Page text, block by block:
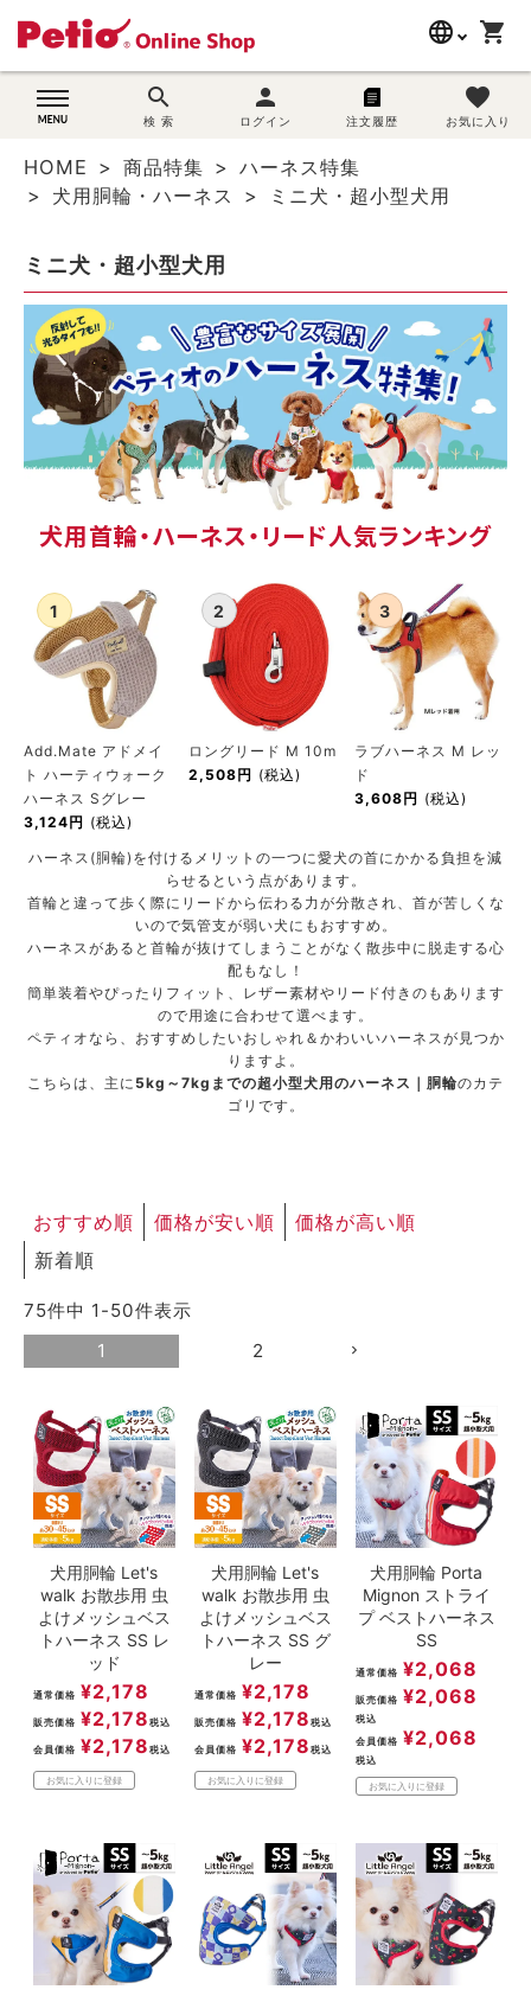
language
wovn-lang-name
shopping_cart
search
検 索
person
ログイン 注文履歴
favorite
お気に入り
search
猫用品
ブランド別に探す
目的別に探す
SNS
ご利用案内
ようこそ ゲスト 様
meeting_room ログイン person 新規会員登録
HOME 商品特集
ハーネス特集
犬用胴輪・ハーネス
ミニ犬・超小型犬用
ミニ犬・超小型犬用
犬用首輪・ハーネス・リード人気ランキング
Add.Mate アドメイ
ト ハーティウォーク
ハーネス Sグレー
3,124円 (税込)
ロングリード M 10m
2,508円 (税込)
ラブハーネス M レッ
ド
3,608円 (税込)
ハーネス(胴輪)を付けるメリットの一つに愛犬の首にかかる負担を減
らせるという点があります。
首輪と違って歩く際にリードから伝わる力が分散され、首が苦しくな
いので気管支が弱い犬にもおすすめ。
ハーネスがあると首輪が抜けてしまうことがなく散歩中に脱走する心
配もなし！
簡単装着やぴったりフィット、レザー素材やリード付きのもあります
ので用途に合わせて選べます。
ペティオなら、おすすめしたいおしゃれ＆かわいいハーネスが見つか
りますよ。
こちらは、主に 5kg～7kgまでの超小型犬用のハーネス｜胴輪のカテ
ゴリです。
おすすめ順 価格が安い順
価格が高い順
新着順
75件中 1 -50件表示
1
2
犬用胴輪 Let's
walk お散歩用 虫
よけメッシュベス
トハーネス SS レ
ッド
通常価格 ¥2,178
販売価格 ¥2,178 税込
会員価格 ¥2,178 税込
お気に入りに登録
犬用胴輪 Let's
walk お散歩用 虫
よけメッシュベス
トハーネス SS グ
レー
通常価格 ¥2,178
販売価格 ¥2,178 税込
会員価格 ¥2,178 税込
お気に入りに登録
犬用胴輪 Porta
Mignon ストライ
プ ベストハーネス
SS
通常価格 ¥2,068
販売価格 ¥2,068
税込
会員価格 ¥2,068
税込
お気に入りに登録